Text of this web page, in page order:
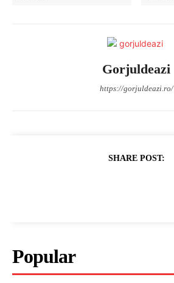
Gorjuldeazi
https://gorjuldeazi.ro/
SHARE POST:
Popular